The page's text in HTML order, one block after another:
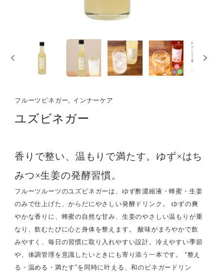
フルーツビネガー, インナーケア
ユズビネガー
香りで整い、温もりで満たす。ゆず×はち
みつ×生姜の発酵習慣。
フルーツルーツのユズビネガーは、ゆず酢濃縮液・蜂蜜・生姜
のみで仕上げた、からだにやさしい発酵ドリンク。 ゆずの爽
やかな香りに、蜂蜜の自然な甘み、生姜のやさしい温もりが重
なり、飲むたびに心と身体を整えます。 酸味がまろやかで飲
みやすく、毎日の習慣に取り入れやすい設計。冷えやすい季節
や、体調管理を意識したいときにも寄り添う一本です。 “整え
る・温める・満たす”を同時に叶える、和のビネガードリン